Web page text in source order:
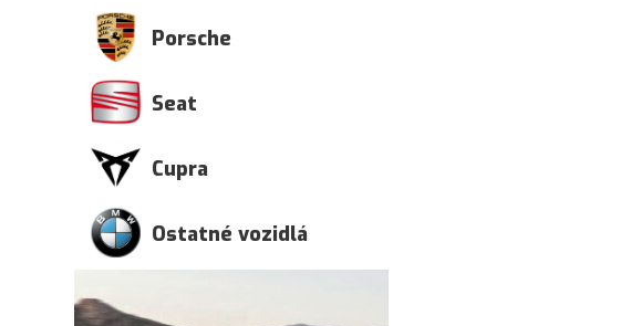
Porsche
Seat
Cupra
Ostatné vozidlá